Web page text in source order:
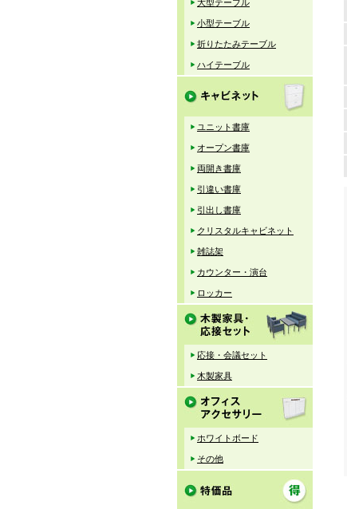
大型テーブル
小型テーブル
折りたたみテーブル
ハイテーブル
ユニット書庫
オープン書庫
両開き書庫
引違い書庫
引出し書庫
クリスタルキャビネット
雑誌架
カウンター・演台
ロッカー
応接・会議セット
木製家具
ホワイトボード
その他